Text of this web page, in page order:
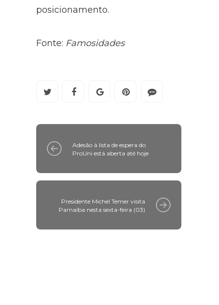
posicionamento.
Fonte: Famosidades
Adesão à lista de espera do
ProUni está aberta até hoje
Presidente Michel Temer visita
Parnaíba nesta sexta-feira (03)